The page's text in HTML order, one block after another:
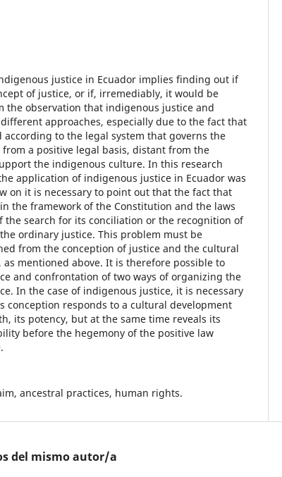
justice in Ecuador implies finding out if
of justice, or if, irremediably, it would be
the observation that indigenous justice and
approaches, especially due to the fact that
to the legal system that governs the
a positive legal basis, distant from the
the indigenous culture. In this research
application of indigenous justice in Ecuador was
on it is necessary to point out that the fact that
the framework of the Constitution and the laws
the search for its conciliation or the recognition of
ordinary justice. This problem must be
from the conception of justice and the cultural
mentioned above. It is therefore possible to
and confrontation of two ways of organizing the
In the case of indigenous justice, it is necessary
conception responds to a cultural development
its potency, but at the same time reveals its
before the hegemony of the positive law
ancestral practices, human rights.
del mismo autor/a